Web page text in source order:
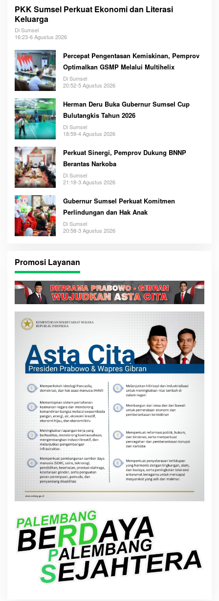
PKK Sumsel Perkuat Ekonomi dan Literasi
Keluarga
Di Sumsel
16:23-6 Agustus 2026
Percepat Pengentasan Kemiskinan, Pemprov
Optimalkan GSMP Melalui Multihelix
Di Sumsel
20:52-5 Agustus 2026
Herman Deru Buka Gubernur Sumsel Cup
Bulutangkis Tahun 2026
Di Sumsel
18:59-4 Agustus 2026
Perkuat Sinergi, Pemprov Dukung BNNP
Berantas Narkoba
Di Sumsel
21:18-3 Agustus 2026
Gubernur Sumsel Perkuat Komitmen
Perlindungan dan Hak Anak
Di Sumsel
20:58-3 Agustus 2026
Promosi Layanan